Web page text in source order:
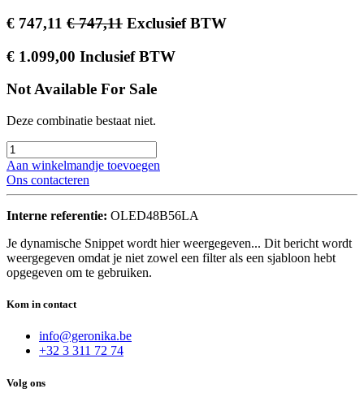
€ 747,11 €747,11 Exclusief BTW
€ 1.099,00 Inclusief BTW
Not Available For Sale
Deze combinatie bestaat niet.
Aan winkelmandje toevoegen
Ons contacteren
Interne referentie: OLED48B56LA
Je dynamische Snippet wordt hier weergegeven... Dit bericht wordt
weergegeven omdat je niet zowel een filter als een sjabloon hebt
opgegeven om te gebruiken.
Kom in contact
info@geronika.be
+32 3 311 72 74
Volg ons